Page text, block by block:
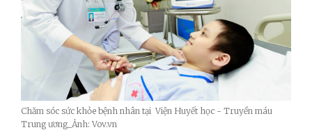
Chăm sóc sức khỏe bệnh nhân tại Viện Huyết học - Truyền máu
Trung ương_Ảnh: Vov.vn